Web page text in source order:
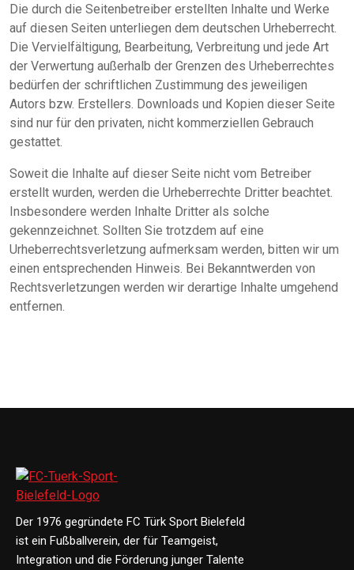
Die durch die Seitenbetreiber erstellten Inhalte und Werke
auf diesen Seiten unterliegen dem deutschen Urheberrecht.
Die Vervielfältigung, Bearbeitung, Verbreitung und jede Art
der Verwertung außerhalb der Grenzen des Urheberrechtes
bedürfen der schriftlichen Zustimmung des jeweiligen
Autors bzw. Erstellers. Downloads und Kopien dieser Seite
sind nur für den privaten, nicht kommerziellen Gebrauch
gestattet.
Soweit die Inhalte auf dieser Seite nicht vom Betreiber
erstellt wurden, werden die Urheberrechte Dritter beachtet.
Insbesondere werden Inhalte Dritter als solche
gekennzeichnet. Sollten Sie trotzdem auf eine
Urheberrechtsverletzung aufmerksam werden, bitten wir um
einen entsprechenden Hinweis. Bei Bekanntwerden von
Rechtsverletzungen werden wir derartige Inhalte umgehend
entfernen.
Der 1976 gegründete FC Türk Sport Bielefeld
ist ein Fußballverein, der für Teamgeist,
Integration und die Förderung junger Talente